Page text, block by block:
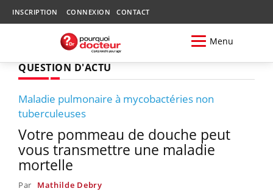
INSCRIPTION CONNEXION CONTACT
Menu
QUESTION D'ACTU
Maladie pulmonaire à mycobactéries non
tuberculeuses
Votre pommeau de douche peut
vous transmettre une maladie
mortelle
Par Mathilde Debry